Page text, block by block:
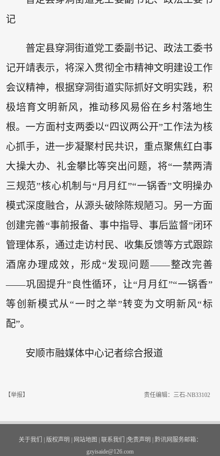
记
普定县穿洞街道党工委副书记、政法工委书
记开靖表示，将深入贯彻全市精神文明建设工作
会议精神，根据穿洞街道实际抓好文明实践，积
极培育文明新风，推动移风易俗在乡村落地生
根。一方面村支两委以“四议两公开”工作法为核
心抓手，进一步凝聚村民共识，重点聚焦红白事
大操大办、礼金攀比等突出问题，将“一禁两清
三规范”核心机制与“月月红”“一锅香”文明操办
模式深度融合，从源头破除陈规陋习。另一方面
创建完善“事前报备、事中指导、事后监督”闭环
管理体系，通过走访村民、收集反馈等方式跟踪
酒席办理成效，形成“发现问题——整改完善
——巩固提升”良性循环，让“月月红”“一锅香”
等创新模式从“一时之举”转变为文明新风“标
配”。
安顺市融媒体中心记者综合报道
【举报】 责任编辑：三石-NB33102
关于我们 版权声明 网站地图 联系我们 免责声明
黔讯网服务邮箱：
gzyisaide@126.com